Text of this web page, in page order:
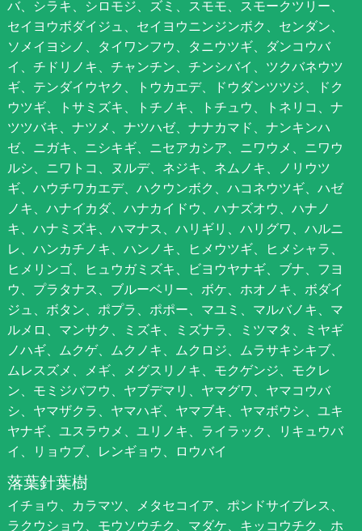
バ、シラキ、シロモジ、ズミ、スモモ、スモークツリー、
セイヨウボダイジュ、セイヨウニンジンボク、センダン、
ソメイヨシノ、タイワンフウ、タニウツギ、ダンコウバ
イ、チドリノキ、チャンチン、チンシバイ、ツクバネウツ
ギ、テンダイウヤク、トウカエデ、ドウダンツツジ、ドク
ウツギ、トサミズキ、トチノキ、トチュウ、トネリコ、ナ
ツツバキ、ナツメ、ナツハゼ、ナナカマド、ナンキンハ
ゼ、ニガキ、ニシキギ、ニセアカシア、ニワウメ、ニワウ
ルシ、ニワトコ、ヌルデ、ネジキ、ネムノキ、ノリウツ
ギ、ハウチワカエデ、ハクウンボク、ハコネウツギ、ハゼ
ノキ、ハナイカダ、ハナカイドウ、ハナズオウ、ハナノ
キ、ハナミズキ、ハマナス、ハリギリ、ハリグワ、ハルニ
レ、ハンカチノキ、ハンノキ、ヒメウツギ、ヒメシャラ、
ヒメリンゴ、ヒュウガミズキ、ビヨウヤナギ、ブナ、フヨ
ウ、プラタナス、ブルーベリー、ボケ、ホオノキ、ボダイ
ジュ、ボタン、ポプラ、ポポー、マユミ、マルバノキ、マ
ルメロ、マンサク、ミズキ、ミズナラ、ミツマタ、ミヤギ
ノハギ、ムクゲ、ムクノキ、ムクロジ、ムラサキシキブ、
ムレスズメ、メギ、メグスリノキ、モクゲンジ、モクレ
ン、モミジバフウ、ヤブデマリ、ヤマグワ、ヤマコウバ
シ、ヤマザクラ、ヤマハギ、ヤマブキ、ヤマボウシ、ユキ
ヤナギ、ユスラウメ、ユリノキ、ライラック、リキュウバ
イ、リョウブ、レンギョウ、ロウバイ
落葉針葉樹
イチョウ、カラマツ、メタセコイア、ポンドサイプレス、
ラクウショウ、モウソウチク、マダケ、キッコウチク、ホ